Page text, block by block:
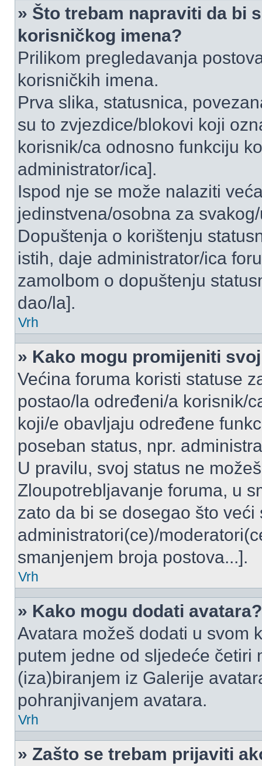
» Što trebam napraviti da bi
korisničkog imena?
Prilikom pregledavanja
korisničkih imena.
Prva slika, statusnica,
su to zvjezdice/blokovi koji
korisnik/ca odnosno funkciju
administrator/ica].
Ispod nje se može nalaziti
jedinstvena/osobna za
Dopuštenja o korištenju
istih, daje administrator/ica
zamolbom o dopuštenju
dao/la].
Vrh
» Kako mogu promijeniti
Većina foruma koristi statuse
postao/la određeni/a korisnik/
koji/e obavljaju određene
poseban status, npr.
U pravilu, svoj status ne
Zloupotrebljavanje foruma, u
zato da bi se dosegao što
administratori(ce)/
smanjenjem broja postova...].
Vrh
» Kako mogu dodati avatara?
Avatara možeš dodati u svom
putem jedne od sljedeće četiri
(iza)biranjem iz Galerije
pohranjivanjem avatara.
Vrh
» Zašto se trebam prijaviti